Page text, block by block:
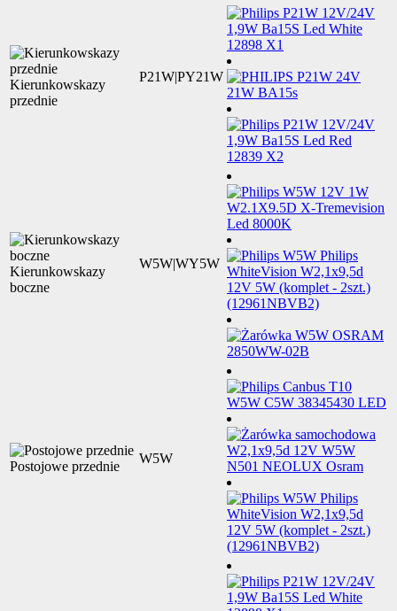
Kierunkowskazy
przednie
P21W|PY21W
Kierunkowskazy
boczne
W5W|WY5W
Postojowe przednie
W5W